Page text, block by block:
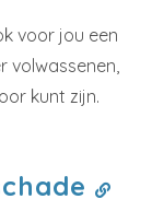
voor jou een
volwassenen,
kunt zijn.